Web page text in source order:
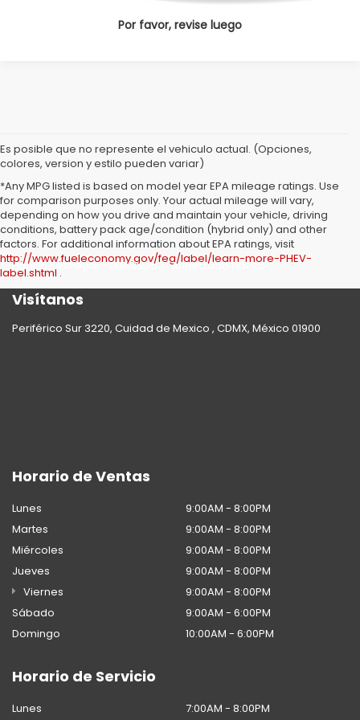
Por favor, revise luego
Es posible que no represente el vehiculo actual. (Opciones,
colores, version y estilo pueden variar)
*Any MPG listed is based on model year EPA mileage ratings. Use
for comparison purposes only. Your actual mileage will vary,
depending on how you drive and maintain your vehicle, driving
conditions, battery pack age/condition (hybrid only) and other
factors. For additional information about EPA ratings, visit
http://www.fueleconomy.gov/feg/label/learn-more-PHEV-
label.shtml .
Honda Pedregal - Distribuidor Autorizado Honda
Visítanos
Periférico Sur 3220, Cuidad de Mexico , CDMX, México 01900
Horario de Ventas
Lunes
9:00AM - 8:00PM
Martes
9:00AM - 8:00PM
Miércoles
9:00AM - 8:00PM
Jueves
9:00AM - 8:00PM
Viernes
9:00AM - 8:00PM
Sábado
9:00AM - 6:00PM
Domingo
10:00AM - 6:00PM
Horario de Servicio
Lunes 7:00AM - 8:00PM